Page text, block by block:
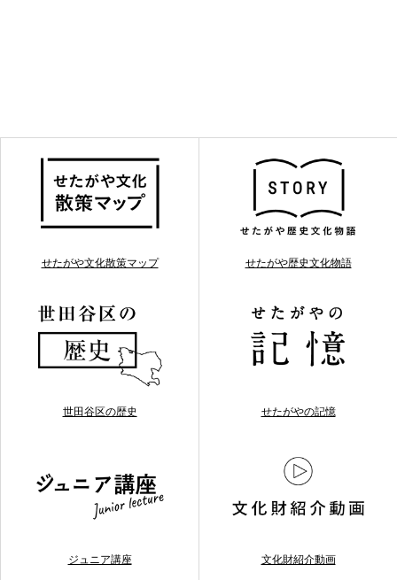
せたがや文化散策マップ せたがや歴史文化物語
世田谷区の歴史 せたがやの記憶
ジュニア講座 文化財紹介動画